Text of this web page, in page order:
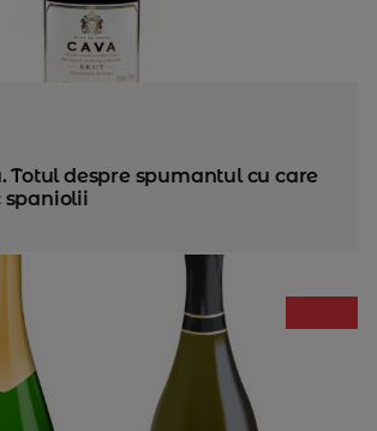
Totul despre spumantul cu care
spaniolii